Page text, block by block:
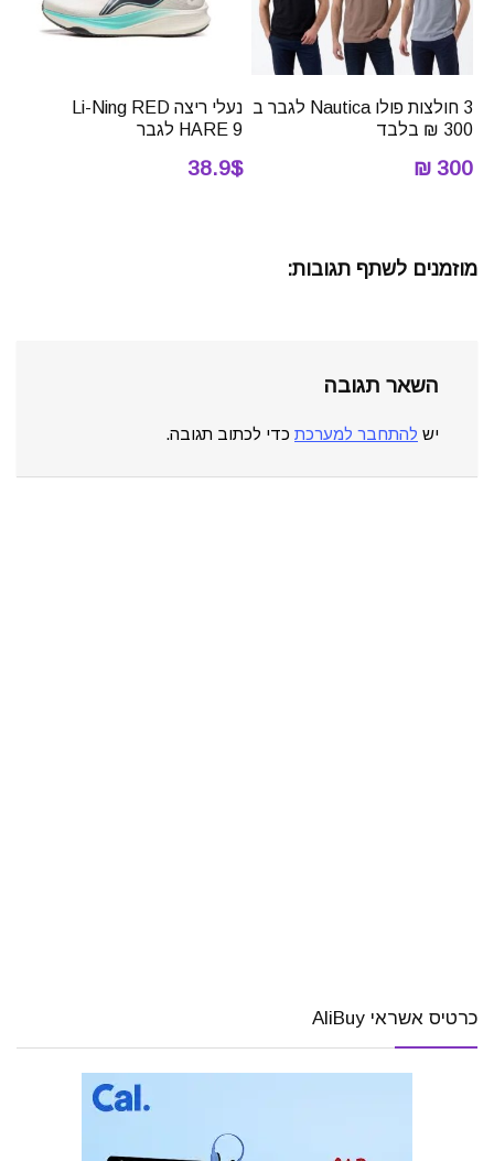
3 חולצות פולו Nautica לגבר ב
300 ₪ בלבד
300 ₪
נעלי ריצה Li-Ning RED
HARE 9 לגבר
38.9$
מוזמנים לשתף תגובות:
השאר תגובה
יש להתחבר למערכת כדי לכתוב תגובה.
כרטיס אשראי AliBuy